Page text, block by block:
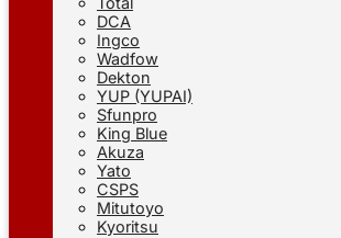
DCA
Ingco
Wadfow
Dekton
YUP (YUPAI)
Sfunpro
King Blue
Akuza
Yato
CSPS
Mitutoyo
Kyoritsu